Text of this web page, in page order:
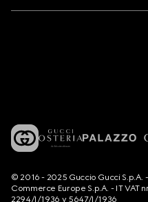
© 2016 - 2025 Guccio Gucci
Commerce Europe S.p.A. - IT VAT
2294/I/1936 y 5647/I/1936